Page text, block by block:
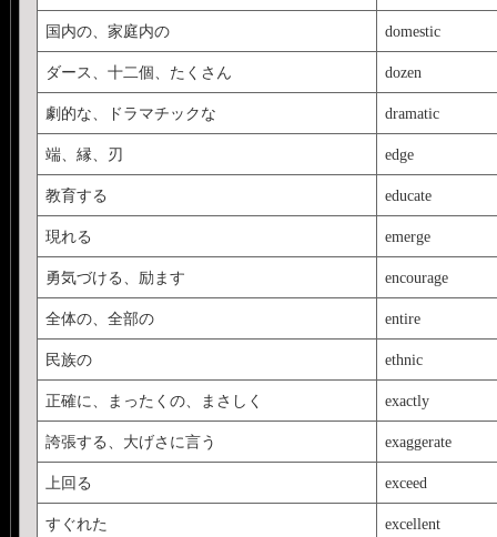
国内の、家庭内の domestic
ダース、十二個、たくさん dozen
劇的な、ドラマチックな dramatic
端、縁、刃 edge
教育する educate
現れる emerge
勇気づける、励ます encourage
全体の、全部の entire
民族の ethnic
正確に、まったくの、まさしく exactly
誇張する、大げさに言う exaggerate
上回る exceed
すぐれた excellent